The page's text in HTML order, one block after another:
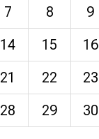
7 8 9
14 15 16
21 22 23
28 29 30